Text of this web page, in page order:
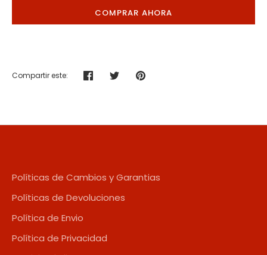
COMPRAR AHORA
Compartir este: CompartirTuitearHacer
Políticas de Cambios y Garantias
Políticas de Devoluciones
Política de Envio
Política de Privacidad